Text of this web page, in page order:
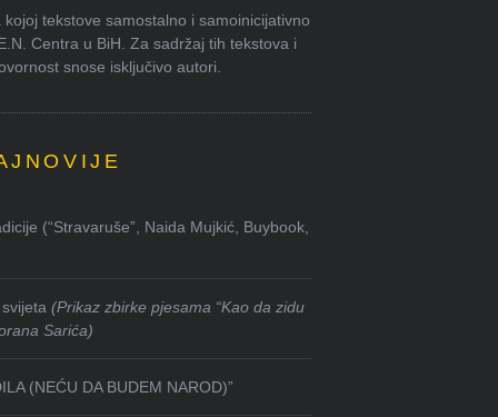
tekstove samostalno i samoinicijativno
Centra u BiH. Za sadržaj tih tekstova i
snose isključivo autori.
(“Stravaruše”, Naida Mujkić, Buybook,
svijeta(Prikaz zbirke pjesama “Kao da zidu
Sarića)
(NEĆU DA BUDEM NAROD)”